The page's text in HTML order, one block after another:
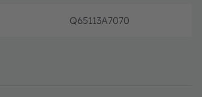
Q65113A7070